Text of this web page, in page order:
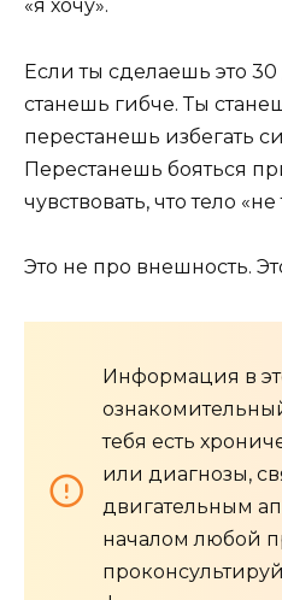
«я хочу».
Если ты сделаешь это
станешь гибче. Ты
перестанешь избегать
Перестанешь бояться
чувствовать, что тело «не
Это не про внешность.
Информация в
тебя есть
или диагнозы,
двигательным
началом любой